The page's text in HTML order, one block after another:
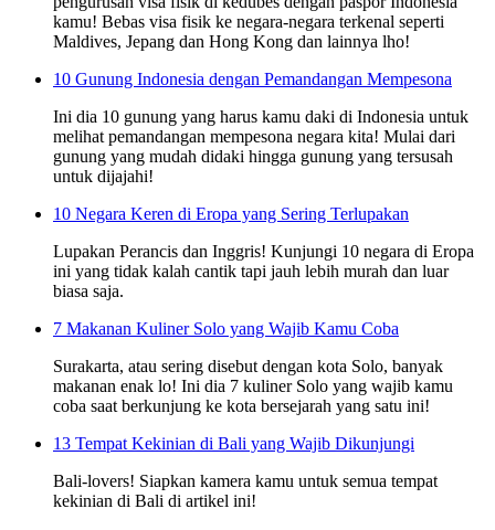
kamu! Bebas visa fisik ke negara-negara terkenal seperti
Maldives, Jepang dan Hong Kong dan lainnya lho!
10 Gunung Indonesia dengan Pemandangan Mempesona
Ini dia 10 gunung yang harus kamu daki di Indonesia untuk
melihat pemandangan mempesona negara kita! Mulai dari
gunung yang mudah didaki hingga gunung yang tersusah
untuk dijajahi!
10 Negara Keren di Eropa yang Sering Terlupakan
Lupakan Perancis dan Inggris! Kunjungi 10 negara di Eropa
ini yang tidak kalah cantik tapi jauh lebih murah dan luar
biasa saja.
7 Makanan Kuliner Solo yang Wajib Kamu Coba
Surakarta, atau sering disebut dengan kota Solo, banyak
makanan enak lo! Ini dia 7 kuliner Solo yang wajib kamu
coba saat berkunjung ke kota bersejarah yang satu ini!
13 Tempat Kekinian di Bali yang Wajib Dikunjungi
Bali-lovers! Siapkan kamera kamu untuk semua tempat
kekinian di Bali di artikel ini!